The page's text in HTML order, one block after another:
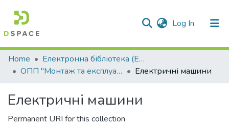
Log In (current)
Communities & Collections
Statistics
Home
Електронна бібліотека (E-Book)
ОПП "Монтаж та експлуатація електроустаткування підприємств та цивільних споруд"
Електричні машини
Електричні машини
Permanent URI for this collection